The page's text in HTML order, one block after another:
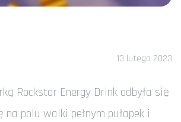
13 lutego 2023
Rockstar Energy Drink odbyła się
polu walki pełnym pułapek i